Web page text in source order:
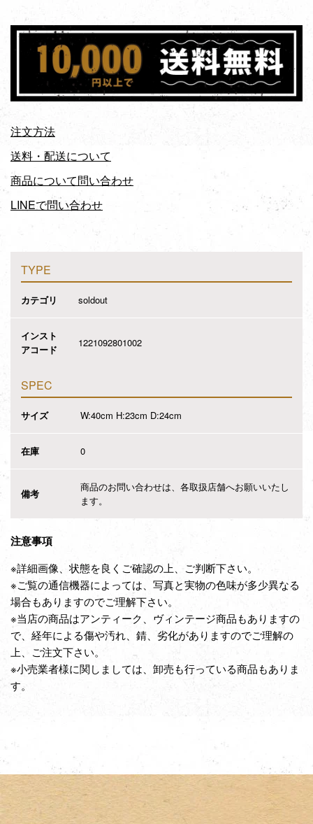
注文方法
送料・配送について
商品について問い合わせ
LINEで問い合わせ
TYPE
カテゴリ soldout
インスト
アコード
1221092801002
SPEC
サイズ W:40cm H:23cm D:24cm
在庫 0
備考
商品のお問い合わせは、各取扱店舗へお願いいたし
ます。
注意事項
※詳細画像、状態を良くご確認の上、ご判断下さい。
※ご覧の通信機器によっては、写真と実物の色味が多少異なる
場合もありますのでご理解下さい。
※当店の商品はアンティーク、ヴィンテージ商品もありますの
で、経年による傷や汚れ、錆、劣化がありますのでご理解の
上、ご注文下さい。
※小売業者様に関しましては、卸売も行っている商品もありま
す。